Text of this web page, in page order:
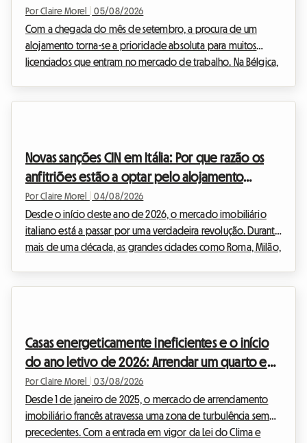
profissionais em 2026
Por Claire Morel 05/08/2026
Com a chegada do mês de setembro, a procura de um
alojamento torna-se a prioridade absoluta para muitos
licenciados que entram no mercado de trabalho. Na Bélgica,
sabemos que viver com outras pessoas pode, ...
Novas sanções CIN em Itália: Por que razão os
anfitriões estão a optar pelo alojamento
partilhado em 2026
Por Claire Morel 04/08/2026
Desde o início deste ano de 2026, o mercado imobiliário
italiano está a passar por uma verdadeira revolução. Durante
mais de uma década, as grandes cidades como Roma, Milão,
drásticas está a alterar os hábitos dos inve...
Casas energeticamente ineficientes e o início
do ano letivo de 2026: Arrendar um quarto em
sua casa é a solução legal para os anfitriões?
Por Claire Morel 03/08/2026
Desde 1 de janeiro de 2025, o mercado de arrendamento
imobiliário francês atravessa uma zona de turbulência sem
precedentes. Com a entrada em vigor da Lei do Clima e